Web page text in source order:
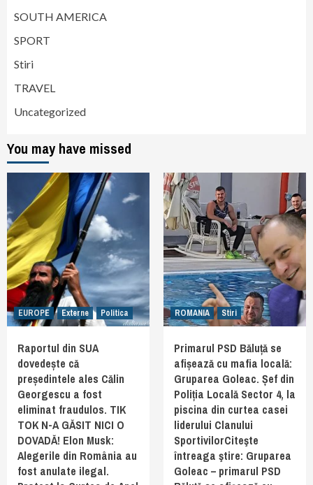
SOUTH AMERICA
SPORT
Stiri
TRAVEL
Uncategorized
You may have missed
EUROPE Externe Politica
Raportul din SUA
dovedește că
președintele ales Călin
Georgescu a fost
eliminat fraudulos. TIK
TOK N-A GĂSIT NICI O
DOVADĂ! Elon Musk:
Alegerile din România au
fost anulate ilegal.
ROMANIA Stiri
Primarul PSD Băluță se
afișează cu mafia locală:
Gruparea Goleac. Șef din
Poliția Locală Sector 4, la
piscina din curtea casei
liderului Clanului
SportivilorCiteşte
întreaga ştire: Gruparea
Goleac – primarul PSD